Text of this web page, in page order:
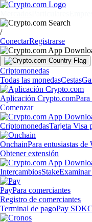
/
ConectarRegistrarse
Criptomonedas
Todas las monedasCestas
Aplicación Crypto.com
Comenzar
CriptomonedasTarjeta Visa
OnchainPara entusiastas de
Obtener extensión
IntercambiosStake
PayPara comerciantes
Registro de comerciantes
Terminal de pagoPay SDK